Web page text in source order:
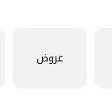
عروض